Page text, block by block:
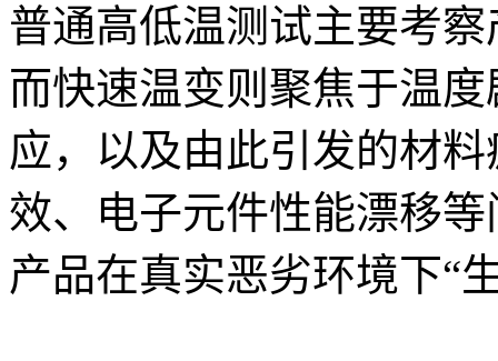
普通高低温测试主要考
而快速温变则聚焦于温
应，以及由此引发的材
效、电子元件性能漂移
产品在真实恶劣环境下“